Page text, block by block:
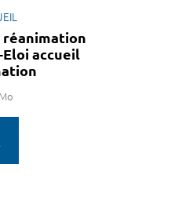
accueil